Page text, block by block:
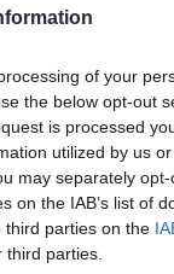
of your
the below opt-out
is processed
utilized by us
may separately
on the IAB’s list of
third parties on the
parties.
in der
historische
Musiker
lassen Sie sich